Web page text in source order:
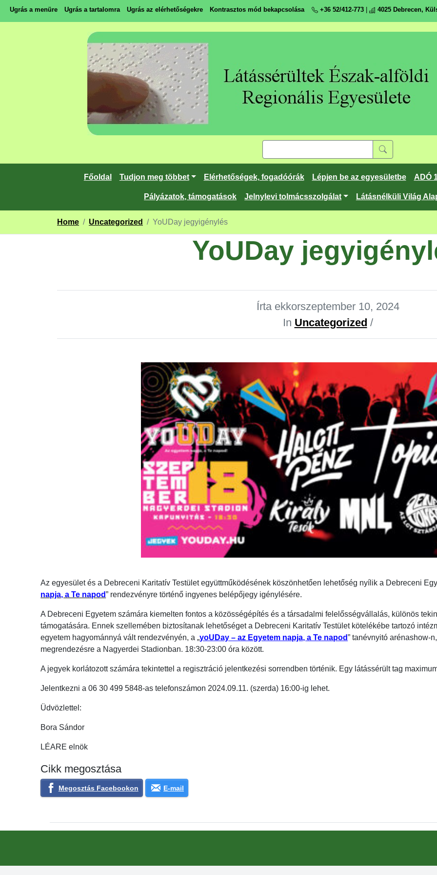
Ugrás a menüre Ugrás a tartalomra Ugrás az elérhetőségekre Kontrasztos mód bekapcsolása +36 52/412-773 4025 Debrecen,
Főoldal Tudjon meg többet Elérhetőségek, fogadóórák Lépjen be az egyesületbe ADÓ
Pályázatok, támogatások Jelnylevi tolmácsszolgálat Látásnélküli Világ
Home / Uncategorized / YoUDay jegyigénylés
YoUDay
Írta ekkorszeptember 10, 2024
In Uncategorized /
Az egyesület és a Debreceni Karitatív Testület együttműködésének köszönhetően lehetőség nyílik a Debreceni
napja, a Te napod” rendezvényre történő ingyenes belépőjegy igénylésére.
A Debreceni Egyetem számára kiemelten fontos a közösségépítés és a társadalmi felelősségvállalás, különös
támogatására. Ennek szellemében biztosítanak lehetőséget a Debreceni Karitatív Testület kötelékébe tartozó
egyetem hagyománnyá vált rendezvényén, a „yoUDay – az Egyetem napja, a Te napod” tanévnyitó arénashow-
megrendezésre a Nagyerdei Stadionban. 18:30-23:00 óra között.
A jegyek korlátozott számára tekintettel a regisztráció jelentkezési sorrendben történik. Egy látássérült tag
Jelentkezni a 06 30 499 5848-as telefonszámon 2024.09.11. (szerda) 16:00-ig lehet.
Üdvözlettel:
Bora Sándor
LÉARE elnök
Cikk megosztása
Megosztás Facebookon E-mail